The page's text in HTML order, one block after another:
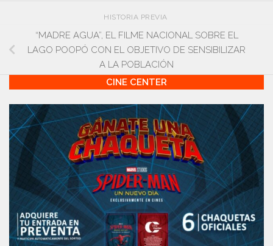
HISTORIA PREVIA
“MADRE AGUA”, EL FILME NACIONAL SOBRE EL
LAGO POOPÓ CON EL OBJETIVO DE SENSIBILIZAR
A LA POBLACIÓN
CINE CENTER